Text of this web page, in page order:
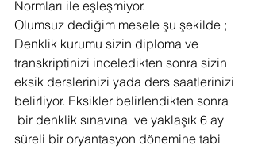
Normları ile eşleşmiyor.
Olumsuz dediğim mesele şu şekilde ;
Denklik kurumu sizin diploma ve
transkriptinizi inceledikten sonra sizin
eksik derslerinizi yada ders saatlerinizi
belirliyor. Eksikler belirlendikten sonra
bir denklik sınavına  ve yaklaşık 6 ay
süreli bir oryantasyon dönemine tabi